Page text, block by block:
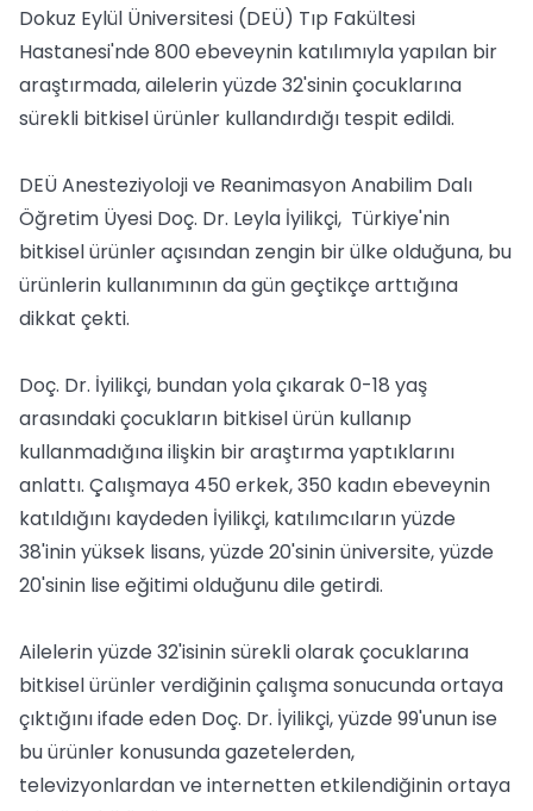
Dokuz Eylül Üniversitesi (DEÜ) Tıp Fakültesi
Hastanesi'nde 800 ebeveynin katılımıyla yapılan bir
araştırmada, ailelerin yüzde 32'sinin çocuklarına
sürekli bitkisel ürünler kullandırdığı tespit edildi.
DEÜ Anesteziyoloji ve Reanimasyon Anabilim Dalı
Öğretim Üyesi Doç. Dr. Leyla İyilikçi, Türkiye'nin
bitkisel ürünler açısından zengin bir ülke olduğuna, bu
ürünlerin kullanımının da gün geçtikçe arttığına
dikkat çekti.
Doç. Dr. İyilikçi, bundan yola çıkarak 0-18 yaş
arasındaki çocukların bitkisel ürün kullanıp
kullanmadığına ilişkin bir araştırma yaptıklarını
anlattı. Çalışmaya 450 erkek, 350 kadın ebeveynin
katıldığını kaydeden İyilikçi, katılımcıların yüzde
38'inin yüksek lisans, yüzde 20'sinin üniversite, yüzde
20'sinin lise eğitimi olduğunu dile getirdi.
Ailelerin yüzde 32'isinin sürekli olarak çocuklarına
bitkisel ürünler verdiğinin çalışma sonucunda ortaya
çıktığını ifade eden Doç. Dr. İyilikçi, yüzde 99'unun ise
bu ürünler konusunda gazetelerden,
televizyonlardan ve internetten etkilendiğinin ortaya